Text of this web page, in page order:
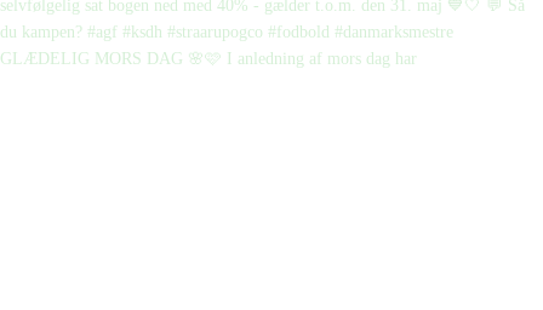
GLÆDELIG MORS DAG 🌸🩷 I anledning af mors dag har